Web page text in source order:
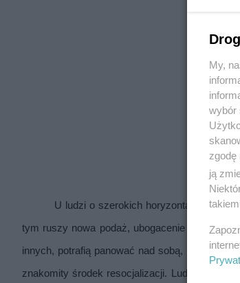
U ludzi o szerokich horyzontach
tym ruszy nowa podaż, ubogacenie jednostek
innych, potrafią panować nad sobą, nad
znakomity środek resocjalizacji. Ludzie
My,
wybór
zgodę
ją